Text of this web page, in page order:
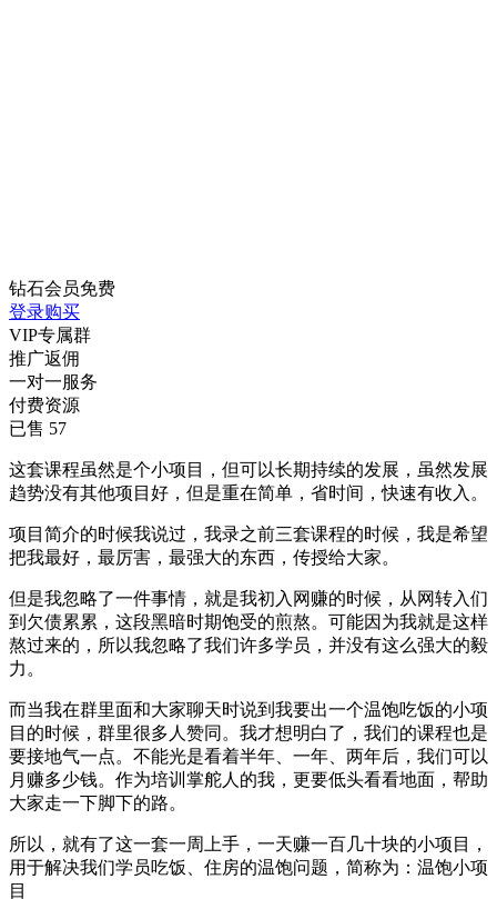
钻石会员免费
登录购买
VIP专属群
推广返佣
一对一服务
付费资源
已售 57
这套课程虽然是个小项目，但可以长期持续的发展，虽然发展
趋势没有其他项目好，但是重在简单，省时间，快速有收入。
项目简介的时候我说过，我录之前三套课程的时候，我是希望
把我最好，最厉害，最强大的东西，传授给大家。
但是我忽略了一件事情，就是我初入网赚的时候，从网转入们
到欠债累累，这段黑暗时期饱受的煎熬。可能因为我就是这样
熬过来的，所以我忽略了我们许多学员，并没有这么强大的毅
力。
而当我在群里面和大家聊天时说到我要出一个温饱吃饭的小项
目的时候，群里很多人赞同。我才想明白了，我们的课程也是
要接地气一点。不能光是看着半年、一年、两年后，我们可以
月赚多少钱。作为培训掌舵人的我，更要低头看看地面，帮助
大家走一下脚下的路。
所以，就有了这一套一周上手，一天赚一百几十块的小项目，
用于解决我们学员吃饭、住房的温饱问题，简称为：温饱小项
目